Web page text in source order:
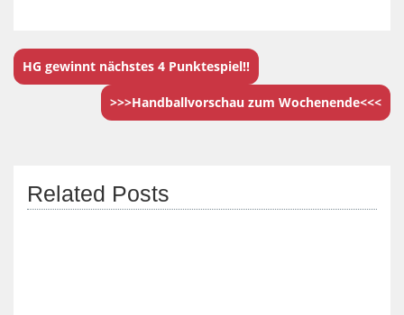
HG gewinnt nächstes 4 Punktespiel!!
>>>Handballvorschau zum Wochenende<<<
Related Posts